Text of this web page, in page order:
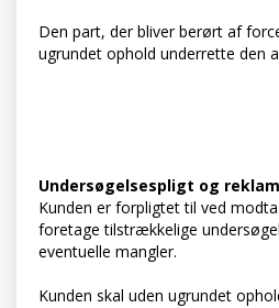
Den part, der bliver berørt af
ugrundet ophold underrette den
Undersøgelsespligt og
Kunden er forpligtet til ved
foretage tilstrækkelige
eventuelle mangler.
Kunden skal uden ugrundet